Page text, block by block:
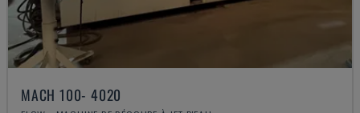
MACH 100- 4020